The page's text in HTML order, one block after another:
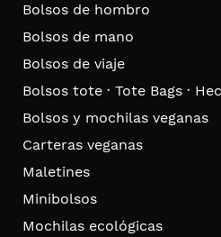
Bolsos de hombro
Bolsos de mano
Bolsos de viaje
Bolsos tote · Tote Bags ·
Bolsos y mochilas veganas
Carteras veganas
Maletines
Minibolsos
Mochilas ecológicas